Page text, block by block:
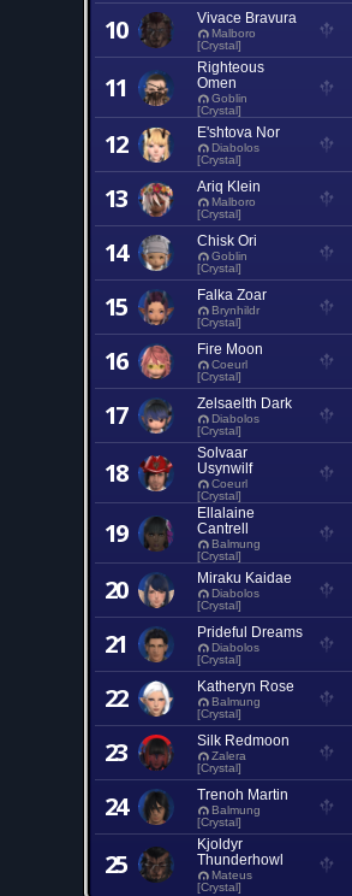
10 Vivace Bravura
Malboro
[Crystal]
11
Righteous
Omen
Goblin
[Crystal]
12 E'shtova Nor
Diabolos
[Crystal]
13 Ariq Klein
Malboro
[Crystal]
14 Chisk Ori
Goblin
[Crystal]
15 Falka Zoar
Brynhildr
[Crystal]
16 Fire Moon
Coeurl
[Crystal]
17 Zelsaelth Dark
Diabolos
[Crystal]
18
Solvaar
Usynwilf
Coeurl
[Crystal]
19
Ellalaine
Cantrell
Balmung
[Crystal]
20 Miraku Kaidae
Diabolos
[Crystal]
21 Prideful Dreams
Diabolos
[Crystal]
22 Katheryn Rose
Balmung
[Crystal]
23 Silk Redmoon
Zalera
[Crystal]
24 Trenoh Martin
Balmung
[Crystal]
25
Kjoldyr
Thunderhowl
Mateus
[Crystal]